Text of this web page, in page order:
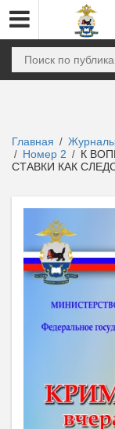
Главная / Журналы
/ Номер 2 / К
СТАВКИ КАК